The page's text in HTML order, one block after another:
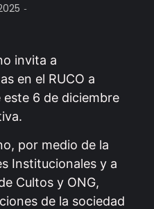
-
invita a
en el RUCO a
este 6 de diciembre
por medio de la
Institucionales y a
Cultos y ONG,
de la sociedad